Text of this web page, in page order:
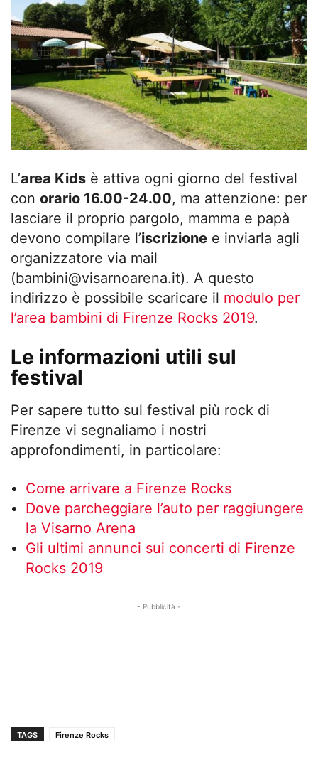
L’area Kids è attiva ogni giorno del festival
con orario 16.00-24.00, ma attenzione: per
lasciare il proprio pargolo, mamma e papà
devono compilare l’iscrizione e inviarla agli
organizzatore via mail
(bambini@visarnoarena.it). A questo
indirizzo è possibile scaricare il modulo per
l’area bambini di Firenze Rocks 2019.
Le informazioni utili sul
festival
Per sapere tutto sul festival più rock di
Firenze vi segnaliamo i nostri
approfondimenti, in particolare:
Come arrivare a Firenze Rocks
Dove parcheggiare l’auto per raggiungere
la Visarno Arena
Gli ultimi annunci sui concerti di Firenze
Rocks 2019
- Pubblicità -
TAGS Firenze Rocks